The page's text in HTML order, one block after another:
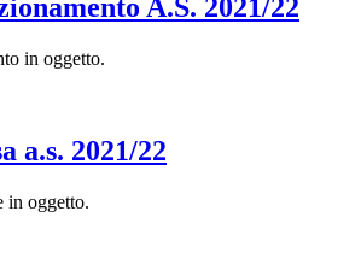
A.S. 2021/22
in oggetto.
a.s. 2021/22
in oggetto.